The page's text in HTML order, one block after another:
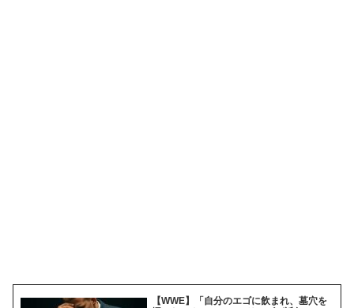
【WWE】「自分のエゴに飲まれ、墓穴を